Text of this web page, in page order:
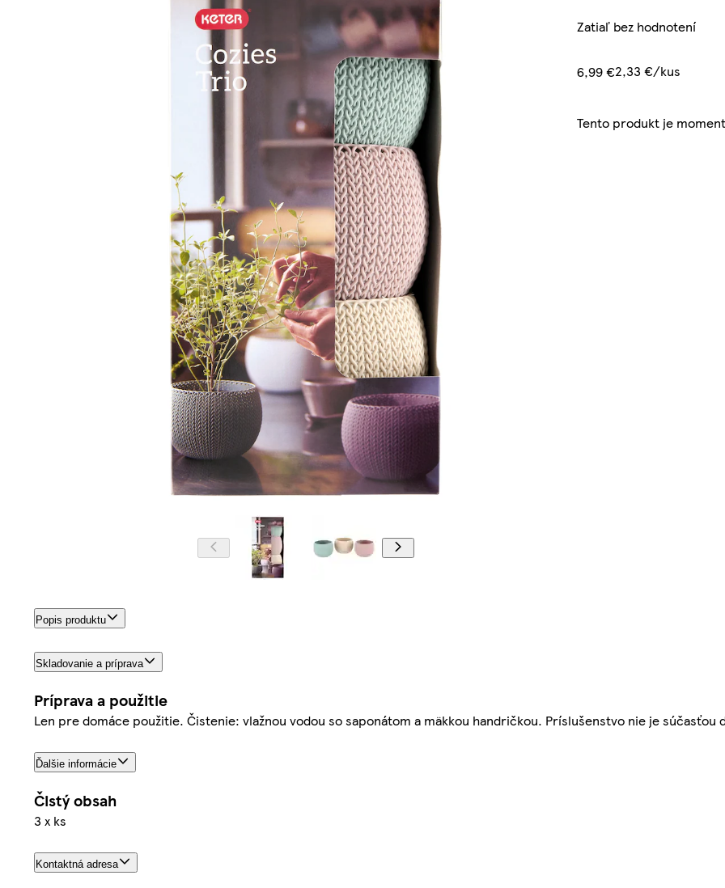
Zatiaľ bez hodnotení
6,99 €2,33 €/kus
Tento produkt je
Popis produktu
Skladovanie a príprava
Príprava a použitie
Len pre domáce použitie. Čistenie: vlažnou vodou so saponátom a mäkkou handričkou. Príslušenstvo nie je súčasťou
Ďalšie informácie
Čistý obsah
3 x ks
Kontaktná adresa